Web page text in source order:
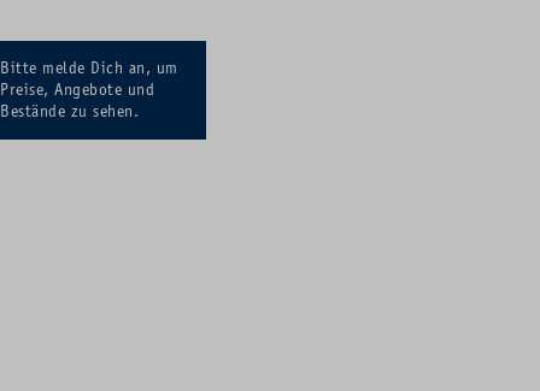
Bitte melde Dich an, um
Preise, Angebote und
Bestände zu sehen.